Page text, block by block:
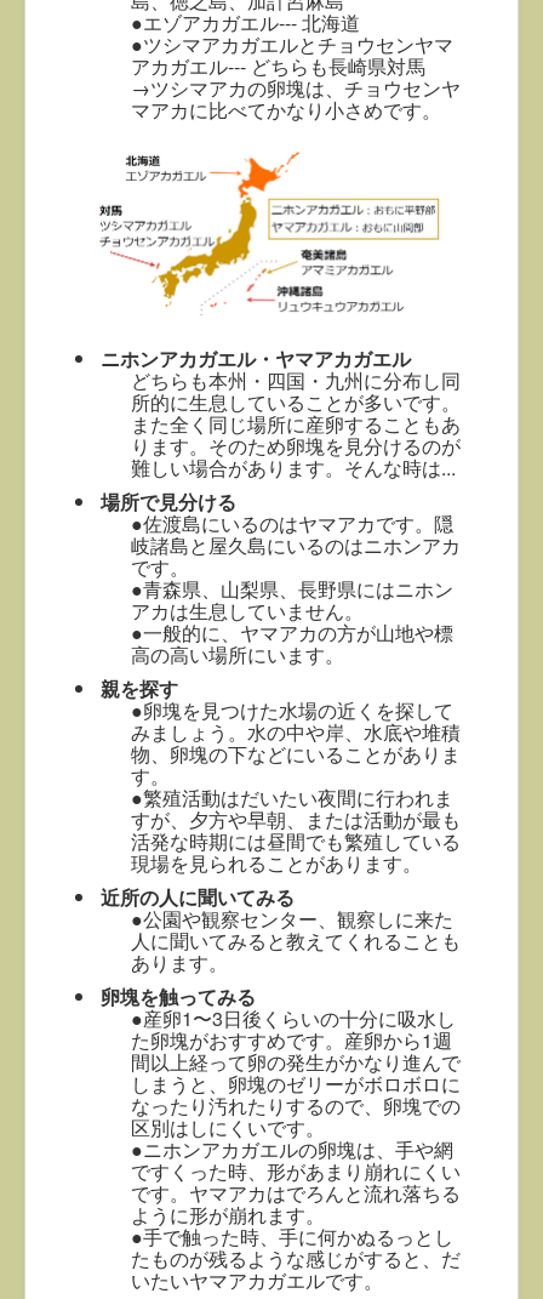
●エゾアカガエル--- 北海道
●ツシマアカガエルとチョウセンヤマ
アカガエル--- どちらも長崎県対馬
→ツシマアカの卵塊は、チョウセンヤ
マアカに比べてかなり小さめです。
ニホンアカガエル・ヤマアカガエル
どちらも本州・四国・九州に分布し同
所的に生息していることが多いです。
また全く同じ場所に産卵することもあ
ります。そのため卵塊を見分けるのが
難しい場合があります。そんな時は...
場所で見分ける
●佐渡島にいるのはヤマアカです。隠
岐諸島と屋久島にいるのはニホンアカ
です。
●青森県、山梨県、長野県にはニホン
アカは生息していません。
●一般的に、ヤマアカの方が山地や標
高の高い場所にいます。
親を探す
●卵塊を見つけた水場の近くを探して
みましょう。水の中や岸、水底や堆積
物、卵塊の下などにいることがありま
す。
●繁殖活動はだいたい夜間に行われま
すが、夕方や早朝、または活動が最も
活発な時期には昼間でも繁殖している
現場を見られることがあります。
近所の人に聞いてみる
●公園や観察センター、観察しに来た
人に聞いてみると教えてくれることも
あります。
卵塊を触ってみる
●産卵1〜3日後くらいの十分に吸水し
た卵塊がおすすめです。産卵から1週
間以上経って卵の発生がかなり進んで
しまうと、卵塊のゼリーがボロボロに
なったり汚れたりするので、卵塊での
区別はしにくいです。
●ニホンアカガエルの卵塊は、手や網
ですくった時、形があまり崩れにくい
です。ヤマアカはでろんと流れ落ちる
ように形が崩れます。
●手で触った時、手に何かぬるっとし
たものが残るような感じがすると、だ
いたいヤマアカガエルです。